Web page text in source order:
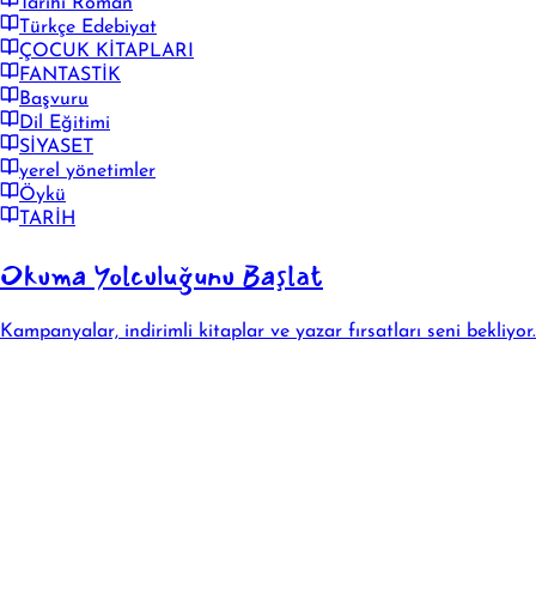
Türkçe Edebiyat
ÇOCUK KİTAPLARI
FANTASTİK
Başvuru
Dil Eğitimi
SİYASET
yerel yönetimler
Öykü
TARİH
Okuma Yolculuğunu Başlat
Kampanyalar, indirimli kitaplar ve yazar fırsatları seni bekliyor.